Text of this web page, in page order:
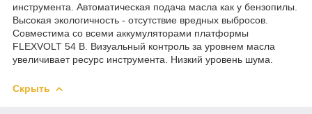
инструмента. Автоматическая подача масла как у бензопилы.
Высокая экологичность - отсутствие вредных выбросов.
Совместима со всеми аккумуляторами платформы
FLEXVOLT 54 В. Визуальный контроль за уровнем масла
увеличивает ресурс инструмента. Низкий уровень шума.
Скрыть